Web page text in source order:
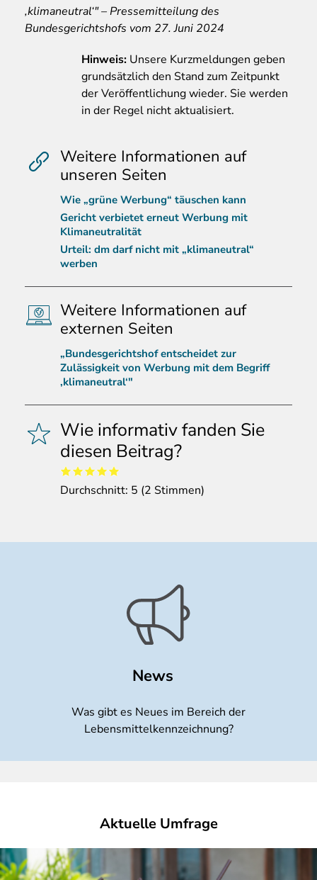
‚klimaneutral‘" – Pressemitteilung des
Bundesgerichtshofs vom 27. Juni 2024
Hinweis: Unsere Kurzmeldungen geben
grundsätzlich den Stand zum Zeitpunkt
der Veröffentlichung wieder. Sie werden
in der Regel nicht aktualisiert.
Weitere Informationen auf
unseren Seiten
Wie „grüne Werbung“ täuschen kann
Gericht verbietet erneut Werbung mit
Klimaneutralität
Urteil: dm darf nicht mit „klimaneutral“
werben
Weitere Informationen auf
externen Seiten
„Bundesgerichtshof entscheidet zur
Zulässigkeit von Werbung mit dem Begriff
‚klimaneutral‘"
Wie informativ fanden Sie
diesen Beitrag?
Durchschnitt: 5 (2 Stimmen)
News
Was gibt es Neues im Bereich der
Lebensmittelkennzeichnung?
Aktuelle Umfrage